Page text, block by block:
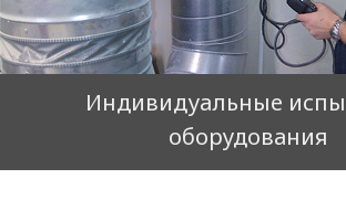
Индивидуальные
оборудования